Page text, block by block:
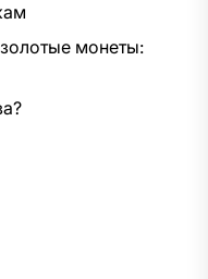
монеты: